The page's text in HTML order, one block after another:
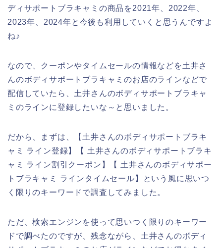
ディサポートブラキャミの商品を2021年、2022年、
2023年、2024年と今後も利用していくと思うんですよ
ね♪
なので、クーポンやタイムセールの情報などを土井さ
んのボディサポートブラキャミのお店のラインなどで
配信していたら、土井さんのボディサポートブラキャ
ミのラインに登録したいな～と思いました。
だから、まずは、【土井さんのボディサポートブラキ
ャミ ライン登録】【 土井さんのボディサポートブラキ
ャミ ライン割引クーポン】【 土井さんのボディサポー
トブラキャミ ラインタイムセール】という風に思いつ
く限りのキーワードで調査してみました。
ただ、検索エンジンを使って思いつく限りのキーワー
ドで調べたのですが、残念ながら、土井さんのボディ